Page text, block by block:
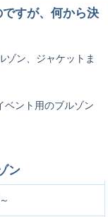
すが、何から決
ゾン、ジャケットま
ベント用のブルゾン
ン